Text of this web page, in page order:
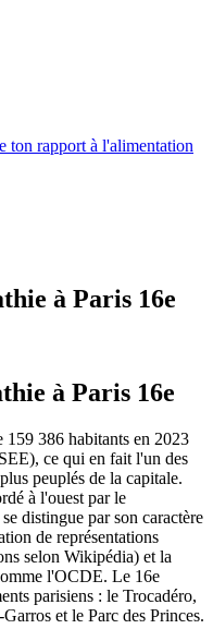
ton rapport à l'alimentation
à Paris 16e
à Paris 16e
159 386 habitants en 2023
ce qui en fait l'un des
peuplés de la capitale.
à l'ouest par le
distingue par son caractère
de représentations
selon Wikipédia) et la
l'OCDE. Le 16e
parisiens : le Trocadéro,
et le Parc des Princes.